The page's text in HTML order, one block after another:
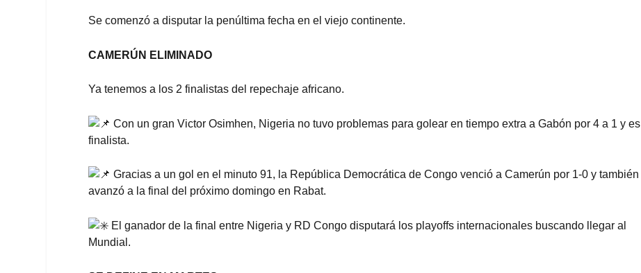
Se comenzó a disputar la penúltima fecha en el viejo continente.
CAMERÚN ELIMINADO
Yatenemos a los 2 finalistas del repechaje africano.
Con un gran Victor Osimhen, Nigeria no tuvo problemas para golear en tiempo extra a Gabón por 4 a 1 y es
finalista.
Gracias a un gol en el minuto 91, la República Democrática de Congo venció a Camerún por 1-0 y también
avanzó a la final del próximo domingo en Rabat.
El ganador de la final entre Nigeria y RD Congo disputará los playoffs internacionales buscando llegar al
Mundial.